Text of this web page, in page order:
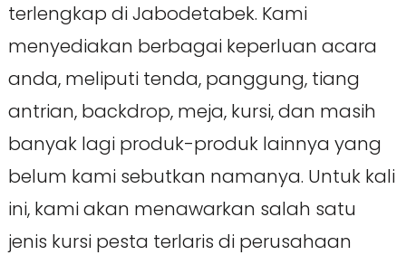
terlengkap di Jabodetabek. Kami
menyediakan berbagai keperluan acara
anda, meliputi tenda, panggung, tiang
antrian, backdrop, meja, kursi, dan masih
banyak lagi produk-produk lainnya yang
belum kami sebutkan namanya. Untuk kali
ini, kami akan menawarkan salah satu
jenis kursi pesta terlaris di perusahaan